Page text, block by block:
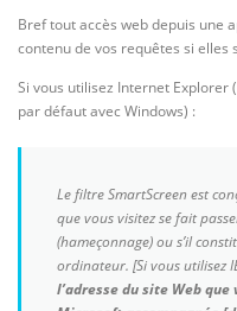
Bref tout accès web depuis une
contenu de vos requêtes si elles
Si vous utilisez Internet
par défaut avec Windows) :
Le filtre SmartScreen est
que vous visitez se fait
(hameçonnage) ou s’il
ordinateur. [Si vous utilisez
l’adresse du site Web